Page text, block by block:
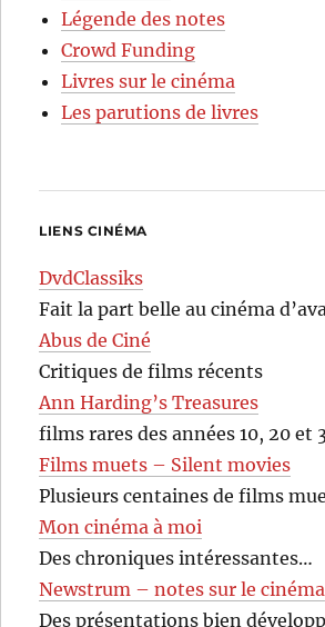
Légende des notes
Crowd Funding
Livres sur le cinéma
Les parutions de livres
LIENS CINÉMA
DvdClassiks
Fait la part belle au cinéma
Abus de Ciné
Critiques de films récents
Ann Harding’s Treasures
films rares des années 10, 20 et
Films muets – Silent movies
Plusieurs centaines de films
Mon cinéma à moi
Des chroniques intéressantes…
Newstrum – notes sur le cinéma
Des présentations bien